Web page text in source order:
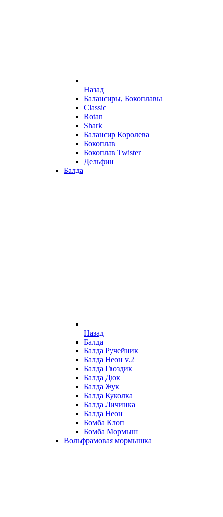
Назад
Балансиры, Бокоплавы
Classic
Rotan
Shark
Балансир Королева
Бокоплав
Бокоплав Twister
Дельфин
Балда
Назад
Балда
Балда Ручейник
Балда Неон v.2
Балда Гвоздик
Балда Дюк
Балда Жук
Балда Куколка
Балда Личинка
Балда Неон
Бомба Клоп
Бомба Мормыш
Вольфрамовая мормышка